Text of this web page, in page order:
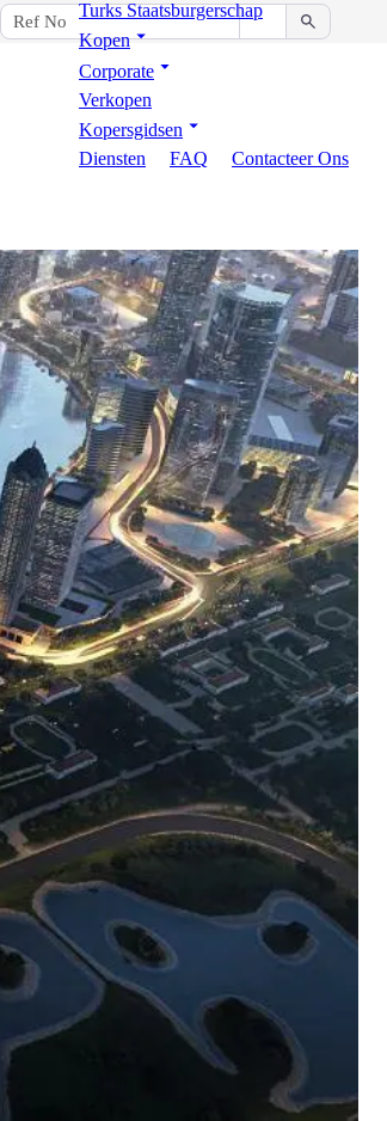
Turks Staatsburgerschap
Kopen
Corporate
Verkopen
Kopersgidsen
Diensten
FAQ Contacteer Ons